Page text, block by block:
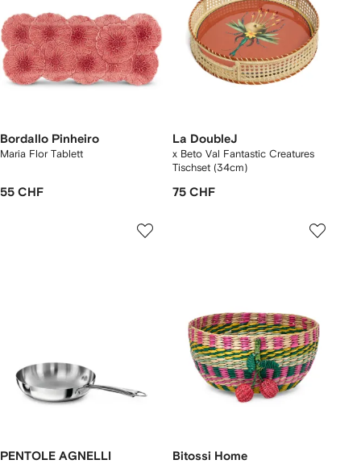
Bordallo Pinheiro
Maria Flor Tablett
55 CHF
La DoubleJ
x Beto Val Fantastic Creatures
Tischset (34cm)
75 CHF
PENTOLE AGNELLI Bitossi Home